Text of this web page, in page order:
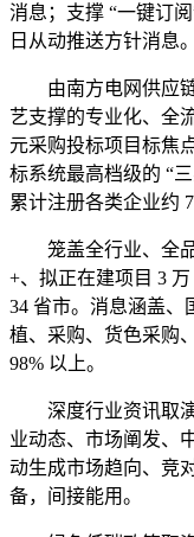
消息；支撑 “一键订
日从动推送方针消息。
由南方电网供应链
艺支撑的专业化、全
元采购投标项目标焦
标系统最高档级的 “
累计注册各类企业约
笼盖全行业、全品
+、拟正在建项目 3
34 省市。消息涵盖、
植、采购、货色采购
98% 以上。
深度行业资讯取演
业动态、市场阐发、
动生成市场趋向、竞
备，间接能用。